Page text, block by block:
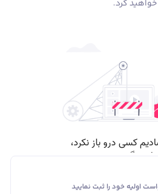
خواهید کرد.
اولیه خود را ثبت نمایید